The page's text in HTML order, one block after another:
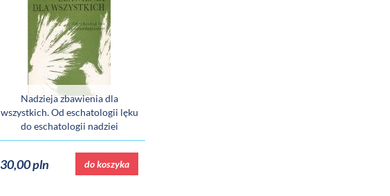
Nadzieja zbawienia dla
wszystkich. Od eschatologii lęku
do eschatologii nadziei
30,00 pln do koszyka